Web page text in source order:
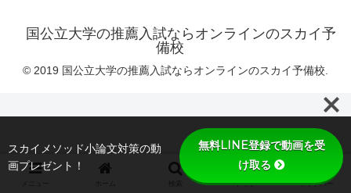
国公立大学の推薦入試ならオンラインのスカイ予
備校
© 2019 国公立大学の推薦入試ならオンラインのスカイ予備校.
トップ サイドバー
スカイメソッド小論文対策の動
画プレゼント！
無料LINE登録で動画を受
け取る